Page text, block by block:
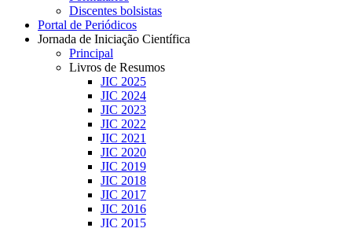
Discentes bolsistas
Portal de Periódicos
Jornada de Iniciação Científica
Principal
Livros de Resumos
JIC 2025
JIC 2024
JIC 2023
JIC 2022
JIC 2021
JIC 2020
JIC 2019
JIC 2018
JIC 2017
JIC 2016
JIC 2015